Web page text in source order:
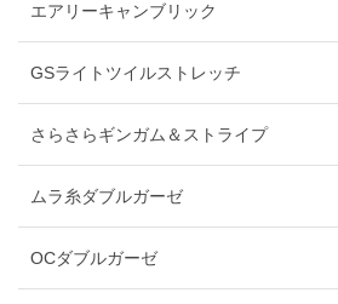
エアリーキャンブリック
GSライトツイルストレッチ
さらさらギンガム＆ストライプ
ムラ糸ダブルガーゼ
OCダブルガーゼ